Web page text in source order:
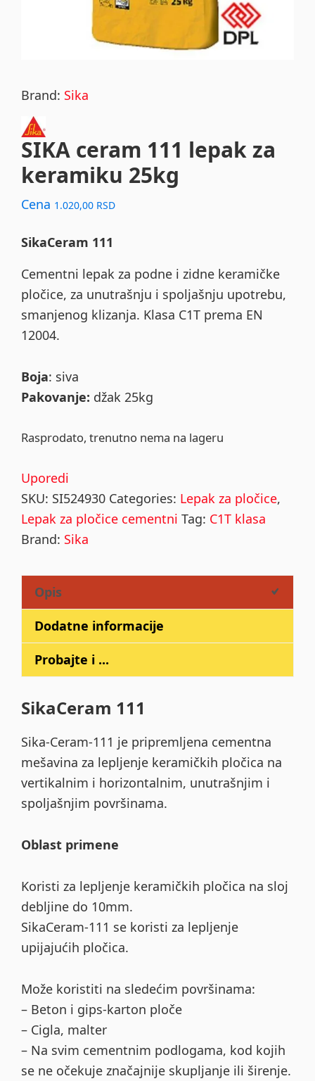
Brand: Sika
SIKA ceram 111 lepak za
keramiku 25kg
Cena 1.020,00 RSD
SikaCeram 111
Cementni lepak za podne i zidne keramičke
pločice, za unutrašnju i spoljašnju upotrebu,
smanjenog klizanja. Klasa C1T prema EN
12004.
Boja: siva
Pakovanje: džak 25kg
Rasprodato, trenutno nema na lageru
Uporedi
SKU: SI524930 Categories: Lepak za pločice,
Lepak za pločice cementni Tag: C1T klasa
Brand: Sika
Opis
Dodatne informacije
Probajte i ...
SikaCeram 111
Sika-Ceram-111 je pripremljena cementna
mešavina za lepljenje keramičkih pločica na
vertikalnim i horizontalnim, unutrašnjim i
spoljašnjim površinama.
Oblast primene
Koristi za lepljenje keramičkih pločica na sloj
debljine do 10mm.
SikaCeram-111 se koristi za lepljenje
upijajućih pločica.
Može koristiti na sledećim površinama:
– Beton i gips-karton ploče
– Cigla, malter
– Na svim cementnim podlogama, kod kojih
se ne očekuje značajnije skupljanje ili širenje.